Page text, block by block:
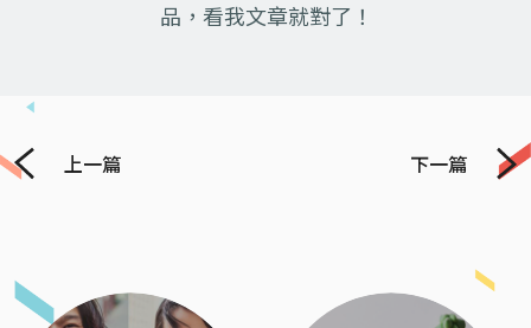
品，看我文章就對了！
上一篇 下一篇